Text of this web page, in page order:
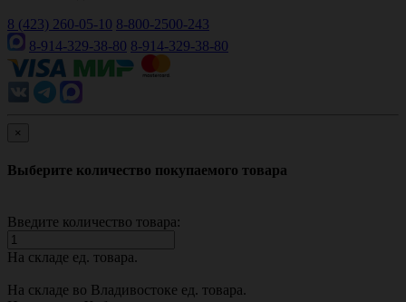
8 (423) 260-05-10 8-800-2500-243
8-914-329-38-80 8-914-329-38-80
×
Выберите количество покупаемого товара
Введите количество товара:
На складе ед. товара.
На складе во Владивостоке ед. товара.